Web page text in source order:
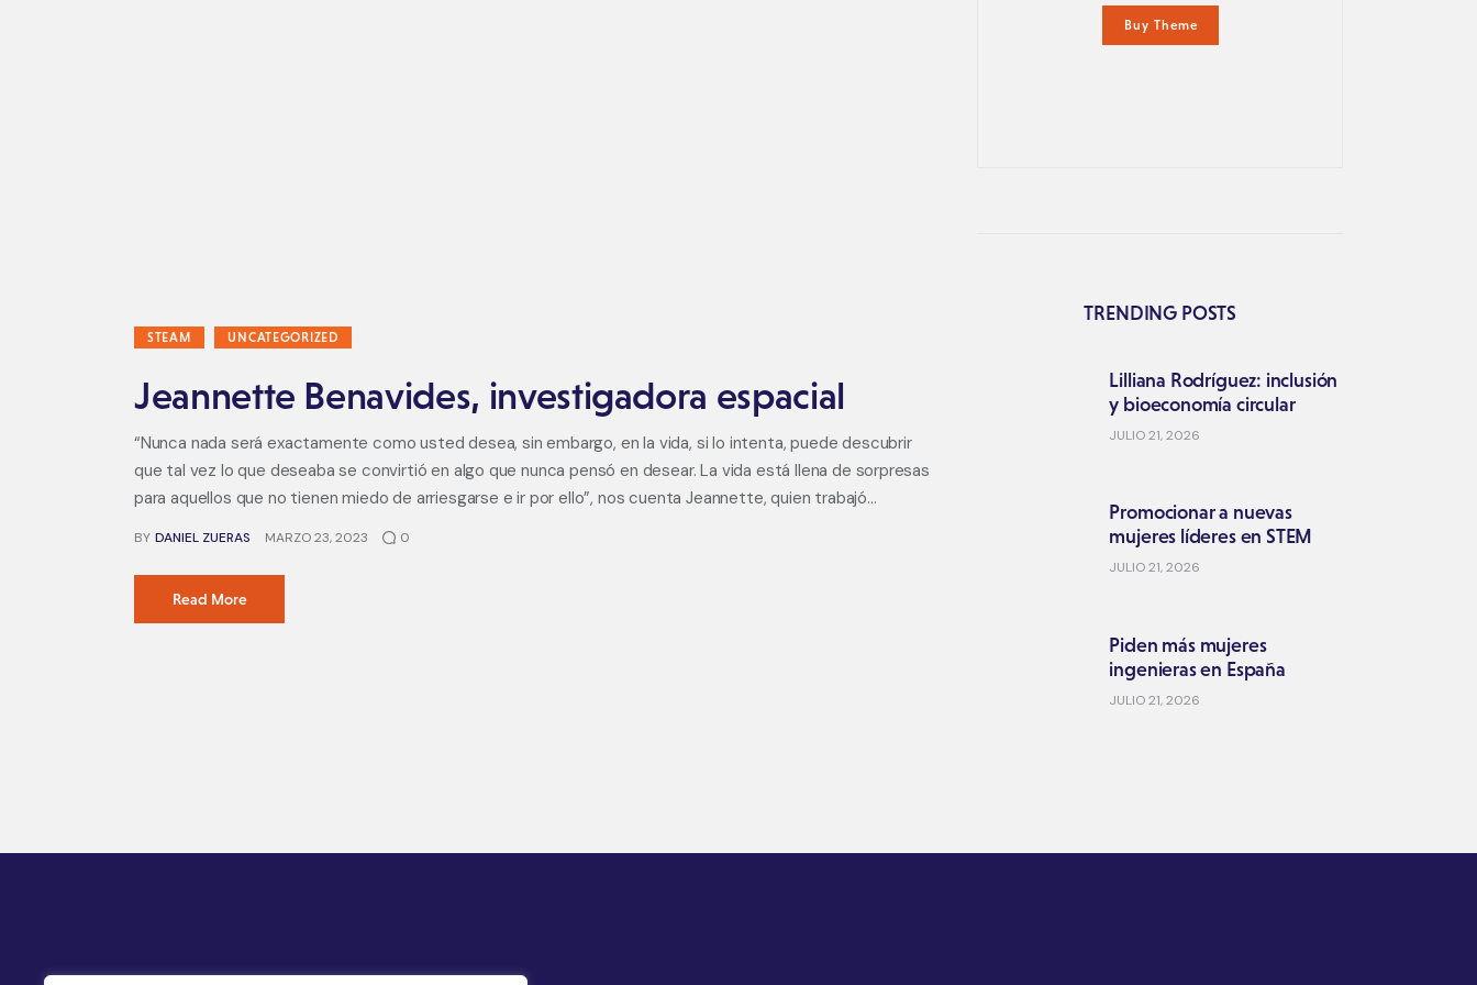
STEAM UNCATEGORIZED
Jeannette Benavides, investigadora espacial
“Nunca nada será exactamente como usted desea, sin embargo, en la vida, si lo intenta, puede descubrir
que tal vez lo que deseaba se convirtió en algo que nunca pensó en desear. La vida está llena de sorpresas
para aquellos que no tienen miedo de arriesgarse e ir por ello”, nos cuenta Jeannette, quien trabajó…
BY DANIEL ZUERAS MARZO 23, 2023 0
Read More
Buy Theme
TRENDING POSTS
Lilliana Rodríguez: inclusión
y bioeconomía circular
JULIO 21, 2026
Promocionar a nuevas
mujeres líderes en STEM
JULIO 21, 2026
Piden más mujeres
ingenieras en España
JULIO 21, 2026